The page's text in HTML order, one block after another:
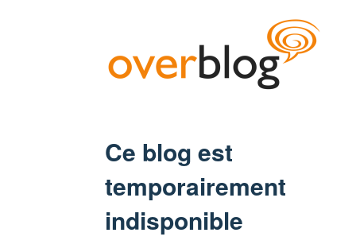
Ce blog est
temporairement
indisponible